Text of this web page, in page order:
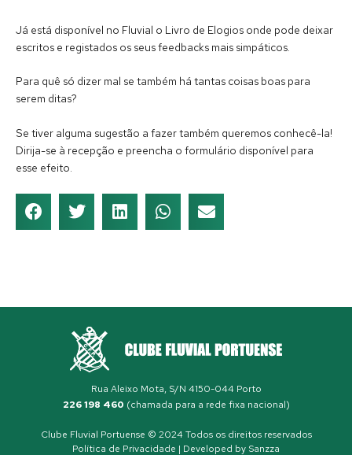
Já está disponível no Fluvial o Livro de Elogios onde pode deixar
escritos e registados os seus feedbacks mais simpáticos.
Para quê só dizer mal se também há tantas coisas boas para
serem ditas?
Se tiver alguma sugestão a fazer também queremos conhecê-la!
Dirija-se à recepção e preencha o formulário disponível para
esse efeito.
Rua Aleixo Mota, S/N 4150-044 Porto
226 198 460 (chamada para a rede fixa nacional)
Clube Fluvial Portuense © 2024 Todos os direitos reservados
Política de Privacidade | Developed by Sanzza